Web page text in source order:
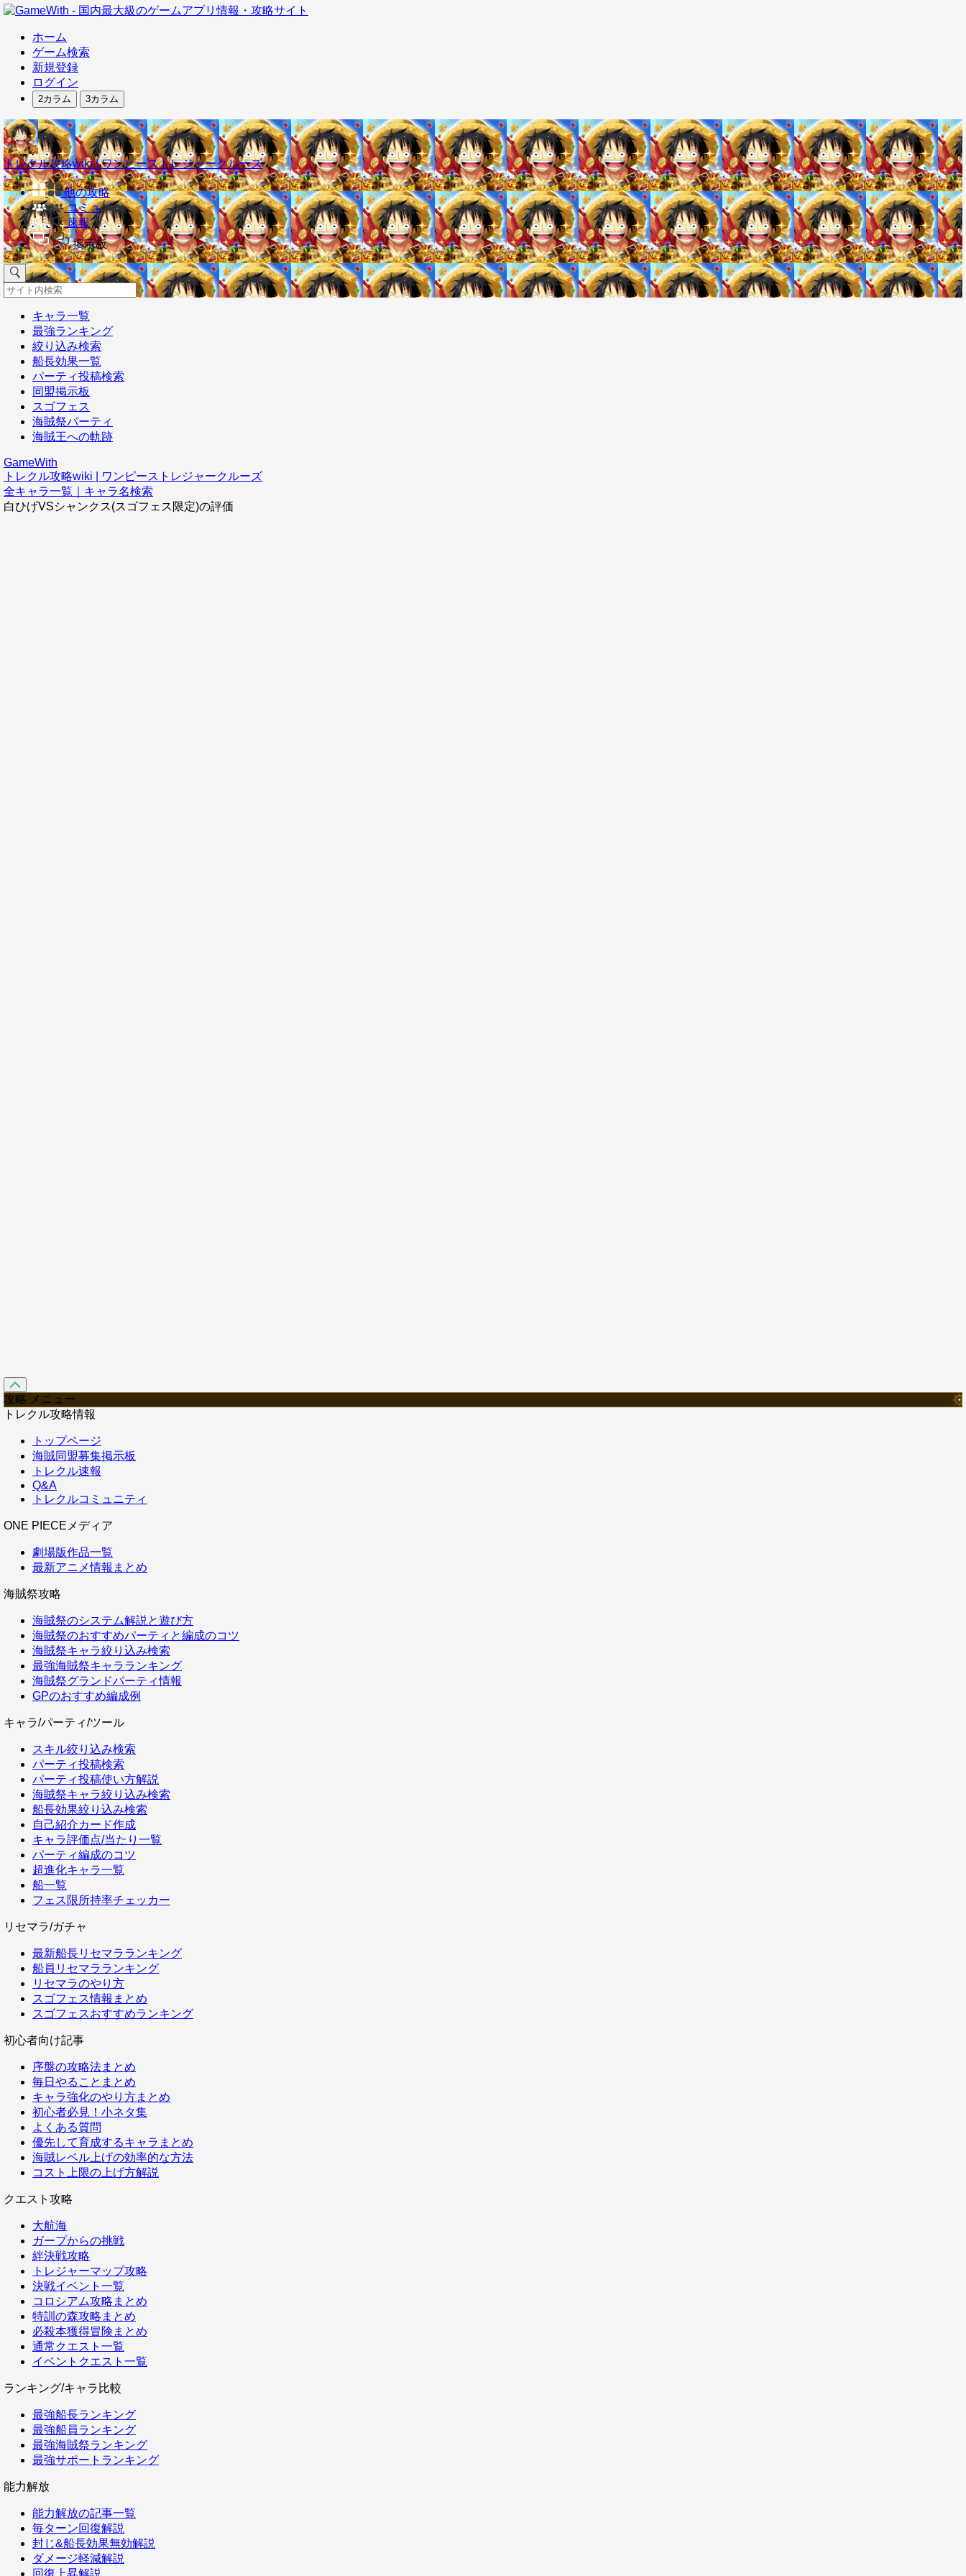
ホーム
ゲーム検索
新規登録
ログイン
2カラム 3カラム
トレクル攻略wiki | ワンピーストレジャークルーズ
他の攻略
コミュ
速報
掲示板
キャラ一覧
最強ランキング
絞り込み検索
船長効果一覧
パーティ投稿検索
同盟掲示板
スゴフェス
海賊祭パーティ
海賊王への軌跡
GameWith
トレクル攻略wiki | ワンピーストレジャークルーズ
全キャラ一覧｜キャラ名検索
白ひげVSシャンクス(スゴフェス限定)の評価
攻略 メニュー
トレクル攻略情報
トップページ
海賊同盟募集掲示板
トレクル速報
Q&A
トレクルコミュニティ
ONE PIECEメディア
劇場版作品一覧
最新アニメ情報まとめ
海賊祭攻略
海賊祭のシステム解説と遊び方
海賊祭のおすすめパーティと編成のコツ
海賊祭キャラ絞り込み検索
最強海賊祭キャラランキング
海賊祭グランドパーティ情報
GPのおすすめ編成例
キャラ/パーティ/ツール
スキル絞り込み検索
パーティ投稿検索
パーティ投稿使い方解説
海賊祭キャラ絞り込み検索
船長効果絞り込み検索
自己紹介カード作成
キャラ評価点/当たり一覧
パーティ編成のコツ
超進化キャラ一覧
船一覧
フェス限所持率チェッカー
リセマラ/ガチャ
最新船長リセマラランキング
船員リセマラランキング
リセマラのやり方
スゴフェス情報まとめ
スゴフェスおすすめランキング
初心者向け記事
序盤の攻略法まとめ
毎日やることまとめ
キャラ強化のやり方まとめ
初心者必見！小ネタ集
よくある質問
優先して育成するキャラまとめ
海賊レベル上げの効率的な方法
コスト上限の上げ方解説
クエスト攻略
大航海
ガープからの挑戦
絆決戦攻略
トレジャーマップ攻略
決戦イベント一覧
コロシアム攻略まとめ
特訓の森攻略まとめ
必殺本獲得冒険まとめ
通常クエスト一覧
イベントクエスト一覧
ランキング/キャラ比較
最強船長ランキング
最強船員ランキング
最強海賊祭ランキング
最強サポートランキング
能力解放
能力解放の記事一覧
毎ターン回復解説
封じ&船長効果無効解説
ダメージ軽減解説
回復上昇解説